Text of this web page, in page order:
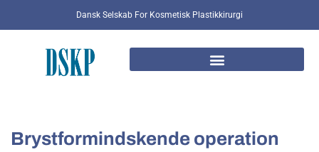
Dansk Selskab For Kosmetisk Plastikkirurgi
Brystformindskende operation